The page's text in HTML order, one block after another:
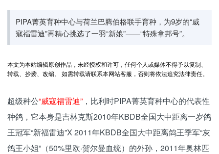
PIPA菁英育种中心与荷兰巴腾伯格联手育种，为9岁的“威
寇福雷迪”再精心挑选了一羽“新娘”——“特殊拿邦号”。
本文为本站编辑原创作品，未经授权和许可，任何个人或媒体不得予以复制、
转载、抄袭、改编。 如需转载请联系本网站客服，否则将依法追究法律责任。
超级种公“威寇福雷迪” ，比利时PIPA菁英育种中心的代表性
种鸽，它本身是吉林克斯2010年KBDB全国大中距离一岁鸽
王冠军“新福雷迪”X 2011年KBDB全国大中距离鸽王季军“灰
鸽王小姐”（50%里欧·贺尔曼血统）的外孙，2011年奥林匹